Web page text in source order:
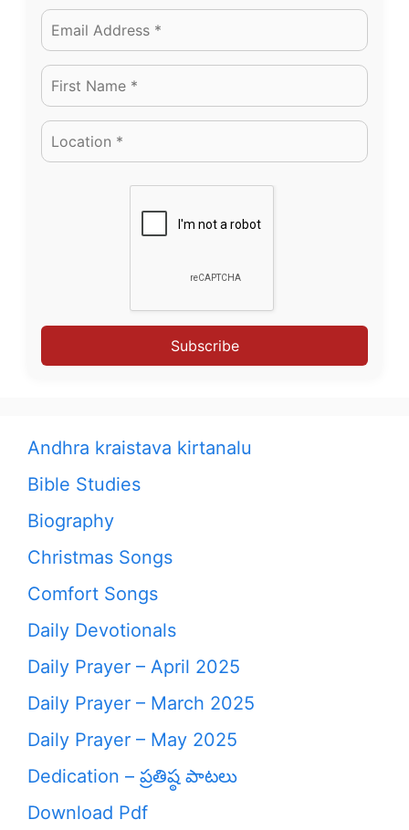
Subscribe
Andhra kraistava kirtanalu
Bible Studies
Biography
Christmas Songs
Comfort Songs
Daily Devotionals
Daily Prayer – April 2025
Daily Prayer – March 2025
Daily Prayer – May 2025
Dedication – ప్రతిష్ఠ పాటలు
Download Pdf